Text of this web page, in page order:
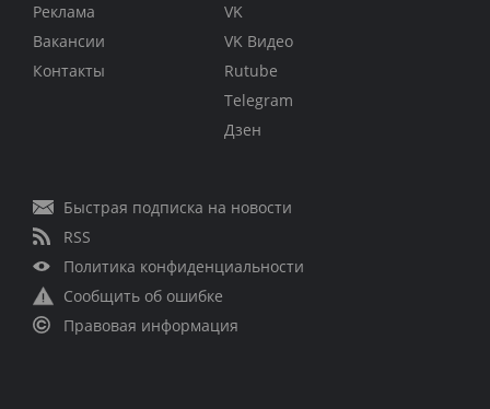
Реклама
Вакансии
Контакты
VK
VK Видео
Rutube
Telegram
Дзен
Быстрая подписка на новости
RSS
Политика конфиденциальности
Сообщить об ошибке
Правовая информация